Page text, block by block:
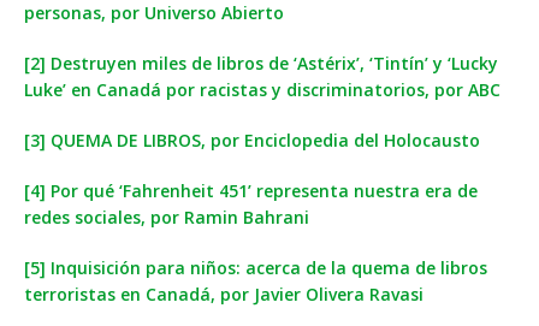
personas, por Universo Abierto
[2] Destruyen miles de libros de ‘Astérix’, ‘Tintín’ y ‘Lucky
Luke’ en Canadá por racistas y discriminatorios, por ABC
[3] QUEMA DE LIBROS, por Enciclopedia del Holocausto
[4] Por qué ‘Fahrenheit 451’ representa nuestra era de
redes sociales, por Ramin Bahrani
[5] Inquisición para niños: acerca de la quema de libros
terroristas en Canadá, por Javier Olivera Ravasi